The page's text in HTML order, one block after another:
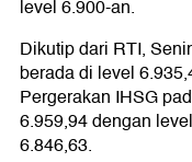
level 6.900-an.
Dikutip dari RTI,
berada di level
Pergerakan IHSG
6.959,94 dengan
6.846,63.